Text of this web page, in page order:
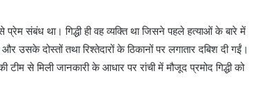
संबंध था। गिद्धी ही वह व्यक्ति था जिसने पहले हत्याओं के बारे में
दोस्तों तथा रिश्तेदारों के ठिकानों पर लगातार दबिश दी गईं।
से मिली जानकारी के आधार पर रांची में मौजूद प्रमोद गिद्धी को